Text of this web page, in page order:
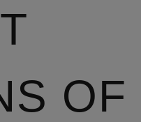
OF